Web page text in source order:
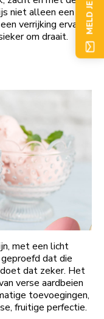
niet alleen een
verrijking ervan.
om draait.
met een licht
dat die
dat zeker. Het
verse aardbeien
toevoegingen,
fruitige perfectie.